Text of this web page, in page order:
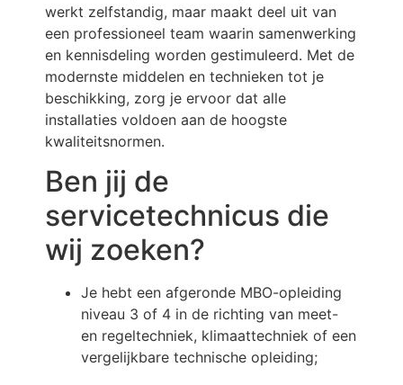
werkt zelfstandig, maar maakt deel uit van
een professioneel team waarin samenwerking
en kennisdeling worden gestimuleerd. Met de
modernste middelen en technieken tot je
beschikking, zorg je ervoor dat alle
installaties voldoen aan de hoogste
kwaliteitsnormen.
Ben jij de
servicetechnicus die
wij zoeken?
Je hebt een afgeronde MBO-opleiding
niveau 3 of 4 in de richting van meet-
en regeltechniek, klimaattechniek of een
vergelijkbare technische opleiding;